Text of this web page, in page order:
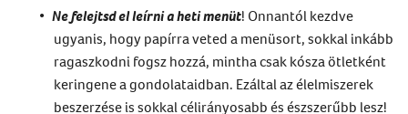
Ne felejtsd el leírni a heti menüt! Onnantól kezdve
ugyanis, hogy papírra veted a menüsort, sokkal inkább
ragaszkodni fogsz hozzá, mintha csak kósza ötletként
keringene a gondolataidban. Ezáltal az élelmiszerek
beszerzése is sokkal célirányosabb és észszerűbb lesz!